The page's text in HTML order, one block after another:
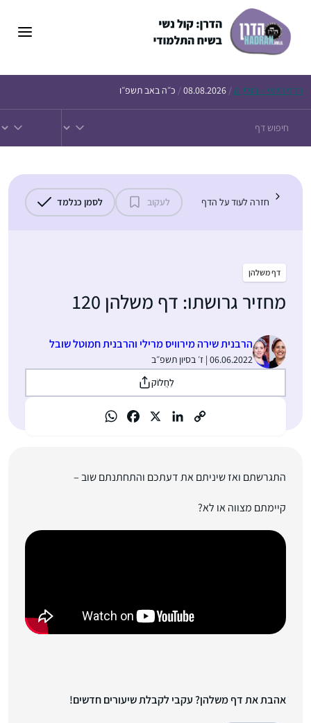
הדף היומי – חולין ק /
08.08.2026
/ כ״ה באב תשפ״ו
חזרה לעוד על הדף לעקוב לסמן כנלמד
דף משלהן
מחזיר גרושתו: דף משלהן 120
הרבנית שירה מירוויס מרילי והרבנית חמוטל שובל
06.06.2022 | ז׳ בסיון תשפ״ב
לַחֲלוֹק
התגרשתם ואז שיניתם את דעתכם והתחתנתם שוב –
קיימתם מצווה או לא?
אהבת את דף משלהן? עקבי לקבלת שיעורים חדשים!